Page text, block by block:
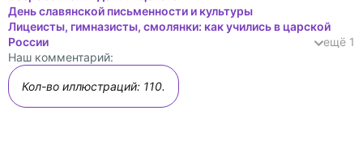
День славянской письменности и культуры
Лицеисты, гимназисты, смолянки: как учились в царской
России
ещё 1
Наш комментарий:
Кол-во иллюстраций: 110.